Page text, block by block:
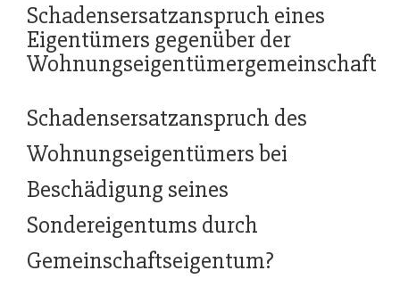
Schadensersatzanspruch eines
Eigentümers gegenüber der
Wohnungseigentümergemeinschaft
Schadensersatzanspruch des
Wohnungseigentümers bei
Beschädigung seines
Sondereigentums durch
Gemeinschaftseigentum?